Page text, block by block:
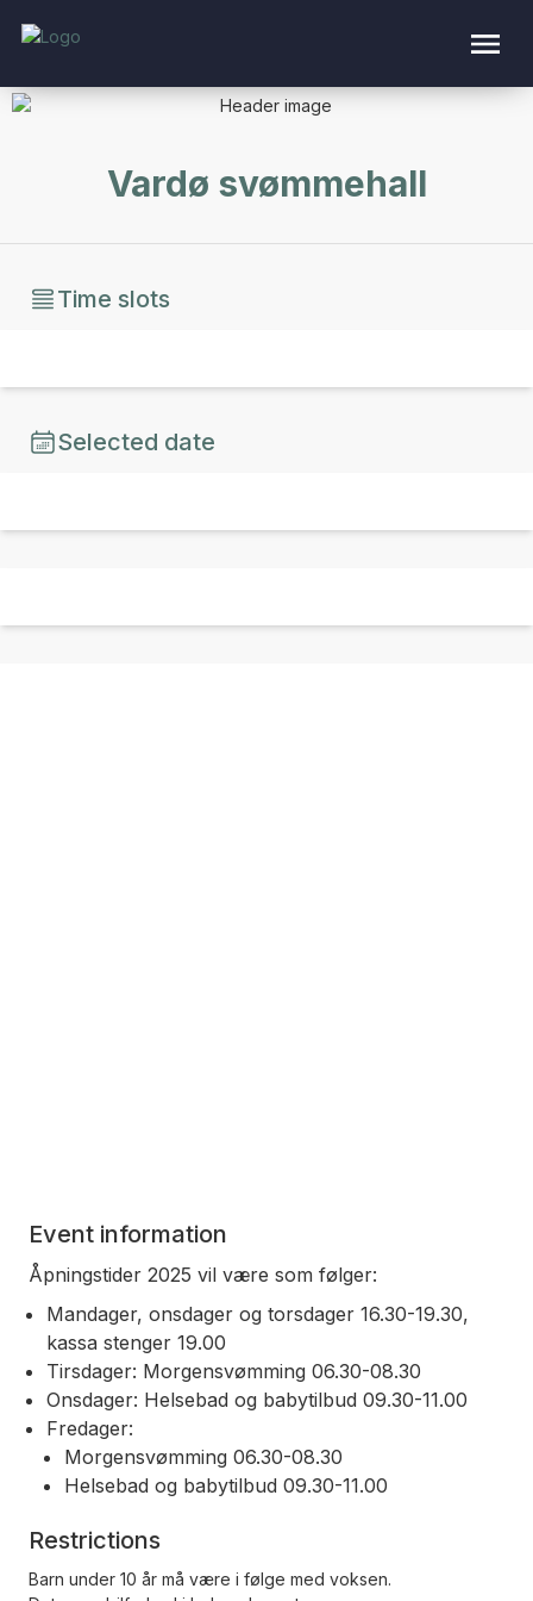
Vardø svømmehall
Time slots
Selected date
Event information
Åpningstider 2025 vil være som følger:
Mandager, onsdager og torsdager 16.30-19.30,
kassa stenger 19.00
Tirsdager: Morgensvømming 06.30-08.30
Onsdager: Helsebad og babytilbud 09.30-11.00
Fredager:
Morgensvømming 06.30-08.30
Helsebad og babytilbud 09.30-11.00
Restrictions
Barn under 10 år må være i følge med voksen.